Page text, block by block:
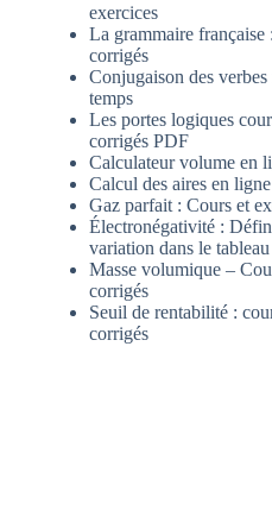
exercices
La grammaire française
corrigés
Conjugaison des
temps
Les portes logiques
corrigés PDF
Calculateur volume en
Calcul des aires en ligne
Gaz parfait : Cours et
Électronégativité :
variation dans le
Masse volumique –
corrigés
Seuil de rentabilité :
corrigés